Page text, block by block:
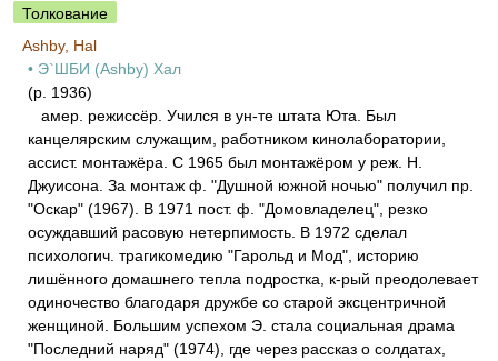
Толкование
Ashby, Hal
• Э`ШБИ (Ashby) Хал
(р. 1936)
амер. режиссёр. Учился в ун-те штата Юта. Был
канцелярским служащим, работником кинолаборатории,
ассист. монтажёра. С 1965 был монтажёром у реж. Н.
Джуисона. За монтаж ф. "Душной южной ночью" получил пр.
"Оскар" (1967). В 1971 пост. ф. "Домовладелец", резко
осуждавший расовую нетерпимость. В 1972 сделал
психологич. трагикомедию "Гарольд и Мод", историю
лишённого домашнего тепла подростка, к-рый преодолевает
одиночество благодаря дружбе со старой эксцентричной
женщиной. Большим успехом Э. стала социальная драма
"Последний наряд" (1974), где через рассказ о солдатах,